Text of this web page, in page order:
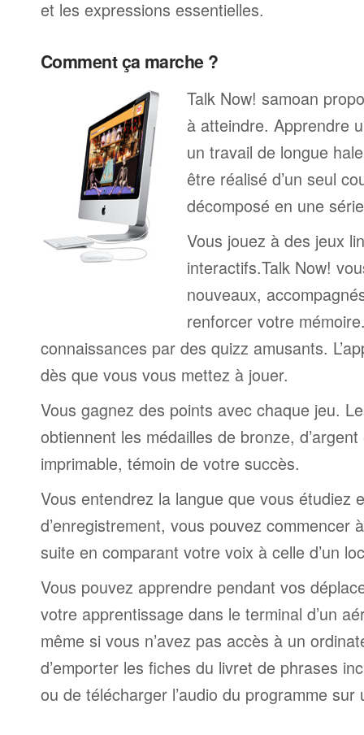
et les expressions essentielles.
Comment ça marche ?
Talk Now! samoan
à atteindre. Apprendre
un travail de longue
être réalisé d’un seul
décomposé en une
Vous jouez à des jeux
interactifs.Talk Now!
nouveaux,
renforcer votre
connaissances par des quizz amusants.
dès que vous vous mettez à jouer.
Vous gagnez des points avec chaque jeu.
obtiennent les médailles de bronze,
imprimable, témoin de votre succès.
Vous entendrez la langue que vous étudiez
d’enregistrement, vous pouvez commencer
suite en comparant votre voix à celle d’un
Vous pouvez apprendre pendant vos
votre apprentissage dans le terminal d’un
même si vous n’avez pas accès à un
d’emporter les fiches du livret de phrases
ou de télécharger l’audio du programme sur